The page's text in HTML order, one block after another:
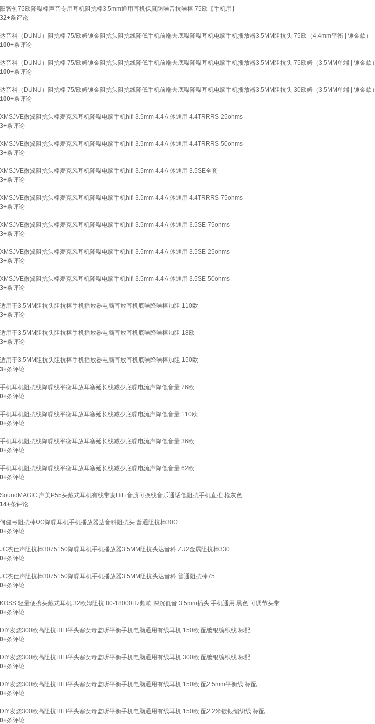
阳智创75欧降噪棒声音专用耳机阻抗棒3.5mm通用耳机保真防噪音抗噪棒 75欧【手机用】
32+条评论
达音科（DUNU）阻抗棒 75/欧姆镀金阻抗头阻抗线降低手机前端去底噪降噪耳机电脑手机播放器3.5MM阻抗头 75欧（4.4mm平衡 | 镀金款）
100+条评论
达音科（DUNU）阻抗棒 75/欧姆镀金阻抗头阻抗线降低手机前端去底噪降噪耳机电脑手机播放器3.5MM阻抗头 75欧姆（3.5MM单端 | 镀金款）
100+条评论
达音科（DUNU）阻抗棒 75/欧姆镀金阻抗头阻抗线降低手机前端去底噪降噪耳机电脑手机播放器3.5MM阻抗头 30欧姆（3.5MM单端 | 镀金款）
100+条评论
XMSJVE微翼阻抗头棒麦克风耳机降噪电脑手机hifi 3.5mm 4.4立体通用 4.4TRRRS-25ohms
3+条评论
XMSJVE微翼阻抗头棒麦克风耳机降噪电脑手机hifi 3.5mm 4.4立体通用 4.4TRRRS-50ohms
3+条评论
XMSJVE微翼阻抗头棒麦克风耳机降噪电脑手机hifi 3.5mm 4.4立体通用 3.5SE全套
3+条评论
XMSJVE微翼阻抗头棒麦克风耳机降噪电脑手机hifi 3.5mm 4.4立体通用 4.4TRRRS-75ohms
3+条评论
XMSJVE微翼阻抗头棒麦克风耳机降噪电脑手机hifi 3.5mm 4.4立体通用 3.5SE-75ohms
3+条评论
XMSJVE微翼阻抗头棒麦克风耳机降噪电脑手机hifi 3.5mm 4.4立体通用 3.5SE-25ohms
3+条评论
XMSJVE微翼阻抗头棒麦克风耳机降噪电脑手机hifi 3.5mm 4.4立体通用 3.5SE-50ohms
3+条评论
适用于3.5MM阻抗头阻抗棒手机播放器电脑耳放耳机底噪降噪棒加阻 110欧
3+条评论
适用于3.5MM阻抗头阻抗棒手机播放器电脑耳放耳机底噪降噪棒加阻 18欧
3+条评论
适用于3.5MM阻抗头阻抗棒手机播放器电脑耳放耳机底噪降噪棒加阻 150欧
3+条评论
手机耳机阻抗线降噪线平衡耳放耳塞延长线减少底噪电流声降低音量 76欧
0+条评论
手机耳机阻抗线降噪线平衡耳放耳塞延长线减少底噪电流声降低音量 110欧
0+条评论
手机耳机阻抗线降噪线平衡耳放耳塞延长线减少底噪电流声降低音量 36欧
0+条评论
手机耳机阻抗线降噪线平衡耳放耳塞延长线减少底噪电流声降低音量 62欧
0+条评论
SoundMAGIC 声美P55头戴式耳机有线带麦HiFi音质可换线音乐通话低阻抗手机直推 枪灰色
14+条评论
何健弓阻抗棒ΩΩ降噪耳机手机播放器达音科阻抗头 普通阻抗棒30Ω
0+条评论
JC杰仕声阻抗棒3075150降噪耳机手机播放器3.5MM阻抗头达音科 ZU2金属阻抗棒330
0+条评论
JC杰仕声阻抗棒3075150降噪耳机手机播放器3.5MM阻抗头达音科 普通阻抗棒75
0+条评论
KOSS 轻量便携头戴式耳机 32欧姆阻抗 80-18000Hz频响 深沉低音 3.5mm插头 手机通用 黑色 可调节头带
0+条评论
DIY发烧300欧高阻抗HIFI平头塞女毒监听平衡手机电脑通用有线耳机 150欧 配镀银编织线 标配
0+条评论
DIY发烧300欧高阻抗HIFI平头塞女毒监听平衡手机电脑通用有线耳机 300欧 配镀银编织线 标配
0+条评论
DIY发烧300欧高阻抗HIFI平头塞女毒监听平衡手机电脑通用有线耳机 150欧 配2.5mm平衡线 标配
0+条评论
DIY发烧300欧高阻抗HIFI平头塞女毒监听平衡手机电脑通用有线耳机 150欧 配2.2米镀银编织线 标配
0+条评论